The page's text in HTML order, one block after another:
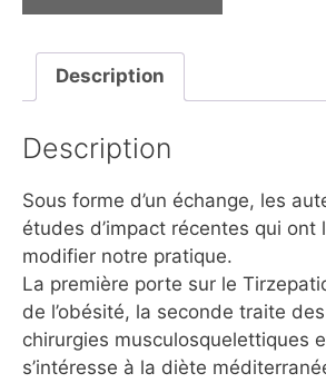
Description
Description
Sous forme d’un échange, les
études d’impact récentes qui ont
modifier notre pratique.
La première porte sur le
de l’obésité, la seconde traite
chirurgies musculosquelettiques
s’intéresse à la diète